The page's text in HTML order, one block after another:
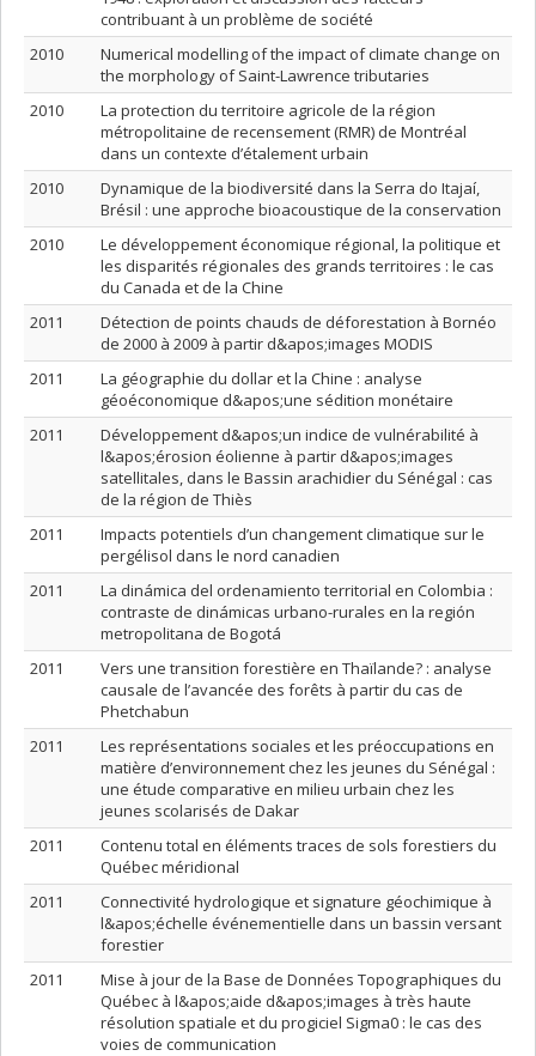
contribuant à un problème de société
2010
Numerical modelling of the impact of climate change on
the morphology of Saint-Lawrence tributaries
2010
La protection du territoire agricole de la région
métropolitaine de recensement (RMR) de Montréal
dans un contexte d’étalement urbain
2010
Dynamique de la biodiversité dans la Serra do Itajaí,
Brésil : une approche bioacoustique de la conservation
2010
Le développement économique régional, la politique et
les disparités régionales des grands territoires : le cas
du Canada et de la Chine
2011
Détection de points chauds de déforestation à Bornéo
de 2000 à 2009 à partir d&apos;images MODIS
2011
La géographie du dollar et la Chine : analyse
géoéconomique d&apos;une sédition monétaire
2011
Développement d&apos;un indice de vulnérabilité à
l&apos;érosion éolienne à partir d&apos;images
satellitales, dans le Bassin arachidier du Sénégal : cas
de la région de Thiès
2011
Impacts potentiels d’un changement climatique sur le
pergélisol dans le nord canadien
2011
La dinámica del ordenamiento territorial en Colombia :
contraste de dinámicas urbano-rurales en la región
metropolitana de Bogotá
2011
Vers une transition forestière en Thaïlande? : analyse
causale de l’avancée des forêts à partir du cas de
Phetchabun
2011
Les représentations sociales et les préoccupations en
matière d’environnement chez les jeunes du Sénégal :
une étude comparative en milieu urbain chez les
jeunes scolarisés de Dakar
2011
Contenu total en éléments traces de sols forestiers du
Québec méridional
2011
Connectivité hydrologique et signature géochimique à
l&apos;échelle événementielle dans un bassin versant
forestier
2011
Mise à jour de la Base de Données Topographiques du
Québec à l&apos;aide d&apos;images à très haute
résolution spatiale et du progiciel Sigma0 : le cas des
voies de communication